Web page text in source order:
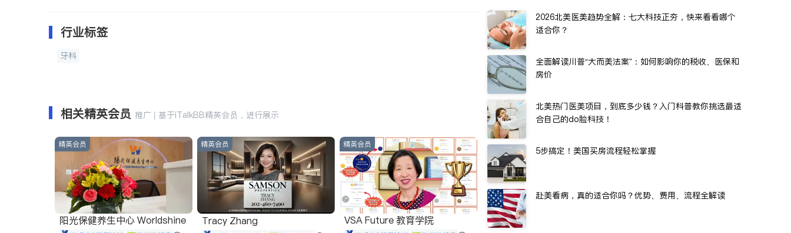
行业标签
牙科
相关精英会员 推广 | 基于iTalkBB精英会员，进行展示
精英会员
阳光保健养生中心 Worldshine
精英会员
Tracy Zhang
精英会员
VSA Future 教育学院
2026北美医美趋势全解：七大科技正夯，快来看看哪个
适合你？
全面解读川普“大而美法案”：如何影响你的税收、医保和
房价
北美热门医美项目，到底多少钱？入门科普教你挑选最适
合自己的do脸科技！
5步搞定！美国买房流程轻松掌握
赴美看病，真的适合你吗？优势、费用、流程全解读